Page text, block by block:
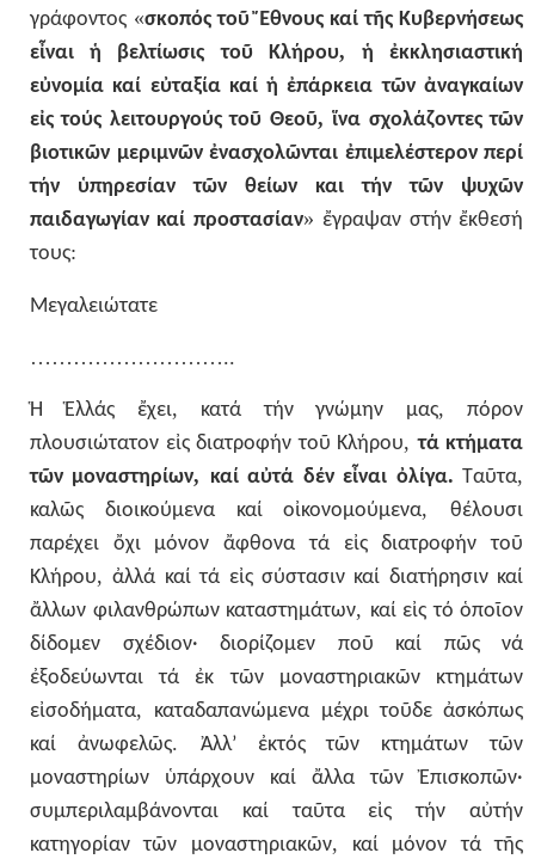
γράφοντος «σκοπός τοῦ Ἔθνους καί τῆς Κυβερνήσεως
εἶναι
ἡ βελτίωσις τοῦ Κλήρου, ἡ
ἐκκλησιαστική
εὐνομία καί εὐταξία καί ἡ ἐπάρκεια τῶν ἀναγκαίων
εἰς τούς λειτουργούς τοῦ Θεοῦ,ἵνα σχολάζοντες τῶν
βιοτικῶν μεριμνῶν ἐνασχολῶνται ἐπιμελέστερον περί
τήν
ὑπηρεσίαν τῶν θείων και τήν τῶν
ψυχῶν
παιδαγωγίαν καί προστασίαν» ἔγραψαν στήν ἔκθεσή
τους:
Μεγαλειώτατε
………………………..
Ἡ Ἑλλάς ἔχει, κατά τήν γνώμην μας,πόρον
πλουσιώτατον εἰς διατροφήν τοῦ Κλήρου,τά κτήματα
τῶν μοναστηρίων, καί αὐτά δέν εἶναι ὀλίγα. Ταῦτα,
καλῶς διοικούμενα καί οἰκονομούμενα, θέλουσι
παρέχει
ὄχι μόνον ἄφθονα τά εἰς διατροφήν
τοῦ
Κλήρου,ἀλλά καί τά εἰς σύστασιν καί διατήρησιν καί
ἄλλων φιλανθρώπων καταστημάτων, καί εἰς τό ὁποῖον
δίδομεν
σχέδιον· διορίζομεν ποῦ καί πῶς
νά
ἐξοδεύωνται
τά ἐκ τῶν μοναστηριακῶν
κτημάτων
εἰσοδήματα, καταδαπανώμενα μέχρι τοῦδε ἀσκόπως
καί
ἀνωφελῶς. Ἀλλ’ ἐκτός τῶν κτημάτων
τῶν
μοναστηρίων
ὑπάρχουν καί ἄλλα τῶν
Ἐπισκοπῶν·
συμπεριλαμβάνονται
καί ταῦτα εἰς τήν
αὐτήν
κατηγορίαν τῶν μοναστηριακῶν, καί μόνον τά τῆς